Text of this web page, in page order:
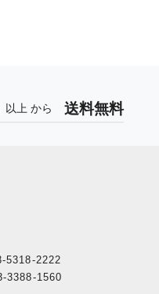
以上 から 送料無料
2222
3388-1560